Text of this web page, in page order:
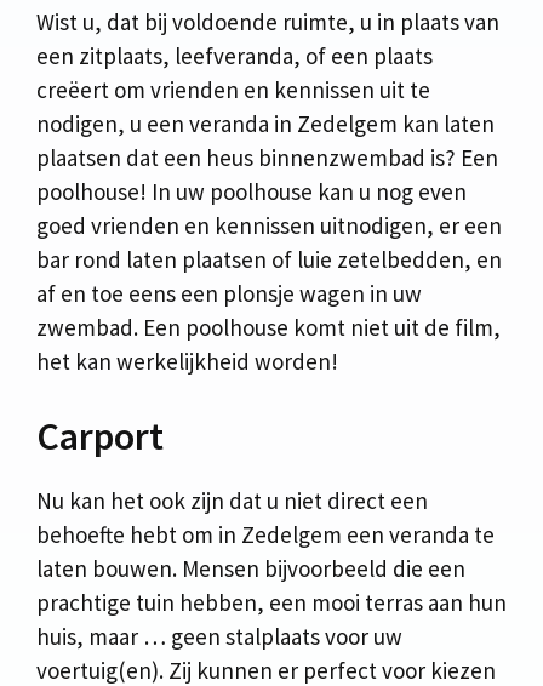
Wist u, dat bij voldoende ruimte, u in plaats van
een zitplaats, leefveranda, of een plaats
creëert om vrienden en kennissen uit te
nodigen, u een veranda in Zedelgem kan laten
plaatsen dat een heus binnenzwembad is? Een
poolhouse! In uw poolhouse kan u nog even
goed vrienden en kennissen uitnodigen, er een
bar rond laten plaatsen of luie zetelbedden, en
af en toe eens een plonsje wagen in uw
zwembad. Een poolhouse komt niet uit de film,
het kan werkelijkheid worden!
Carport
Nu kan het ook zijn dat u niet direct een
behoefte hebt om in Zedelgem een veranda te
laten bouwen. Mensen bijvoorbeeld die een
prachtige tuin hebben, een mooi terras aan hun
huis, maar … geen stalplaats voor uw
voertuig(en). Zij kunnen er perfect voor kiezen